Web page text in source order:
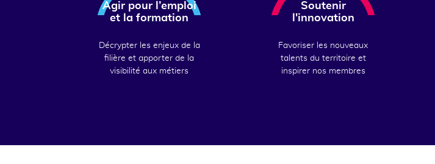
Agir pour l’emploi
et la formation
Décrypter les enjeux de la
filière et apporter de la
visibilité aux métiers
Soutenir
l'innovation
Favoriser les nouveaux
talents du territoire et
inspirer nos membres